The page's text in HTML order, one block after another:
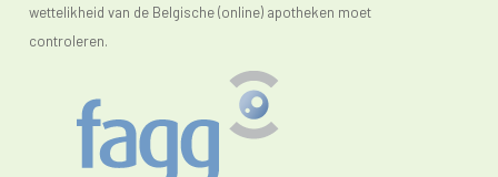
wettelikheid van de Belgische (online) apotheken moet
controleren.